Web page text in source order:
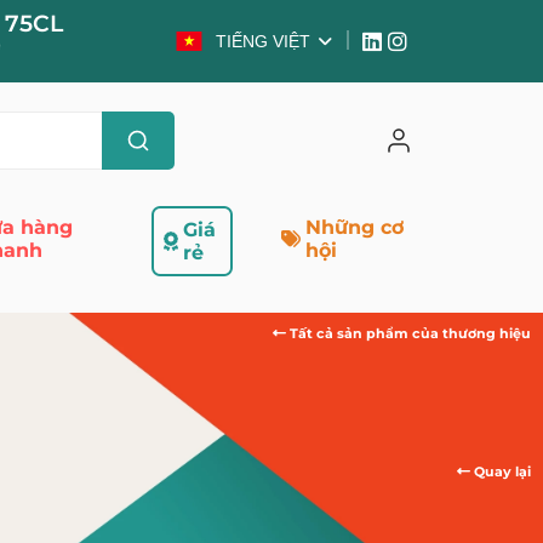
75CL
TIẾNG VIỆT
hàng
Giá
rẻ
Những cơ
hội
Tất cả sản phẩm của thương hiệu
Quay lại